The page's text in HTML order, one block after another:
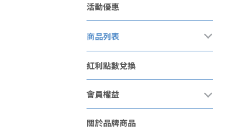
活動優惠
商品列表
紅利點數兌換
會員權益
關於品牌商品